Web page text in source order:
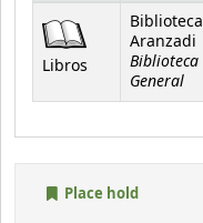
Holdings
Libros
Biblioteca
Aranzadi
Biblioteca
General
Place hold